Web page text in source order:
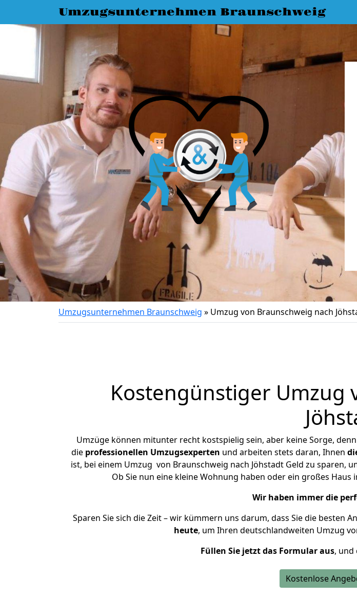
Umzugsunternehmen Braunschweig
Umzugsunternehmen Braunschweig » Umzug von Braunschweig nach
Kostengünstiger Umzug
Umzüge können mitunter recht kostspielig sein, aber keine Sorge,
die professionellen Umzugsexperten und arbeiten stets daran, Ihnen
ist, bei einem Umzug von Braunschweig nach Jöhstadt Geld zu sparen,
Ob Sie nun eine kleine Wohnung haben oder ein großes
Wir haben immer die
Sparen Sie sich die Zeit – wir kümmern uns darum, dass Sie die besten
heute, um Ihren deutschlandweiten Umzug
Füllen Sie jetzt das Formular aus, und
Kostenlose